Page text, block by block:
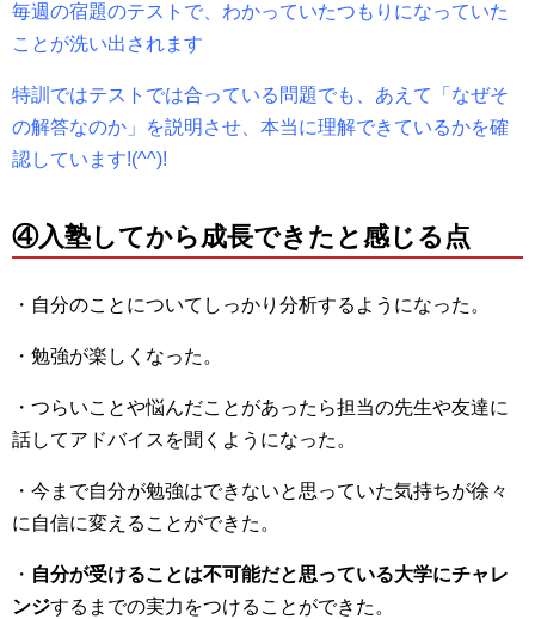
毎週の宿題のテストで、わかっていたつもりになっていた
ことが洗い出されます
特訓ではテストでは合っている問題でも、あえて「なぜそ
の解答なのか」を説明させ、本当に理解できているかを確
認しています!(^^)!
④入塾してから成長できたと感じる点
・自分のことについてしっかり分析するようになった。
・勉強が楽しくなった。
・つらいことや悩んだことがあったら担当の先生や友達に
話してアドバイスを聞くようになった。
・今まで自分が勉強はできないと思っていた気持ちが徐々
に自信に変えることができた。
・ 自分が受けることは不可能だと思っている大学にチャレ
ンジするまでの実力をつけることができた。